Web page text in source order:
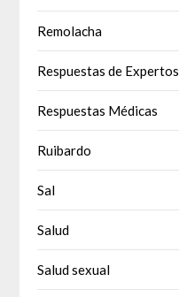
Remolacha
Respuestas de Expertos
Respuestas Médicas
Ruibardo
Sal
Salud
Salud sexual